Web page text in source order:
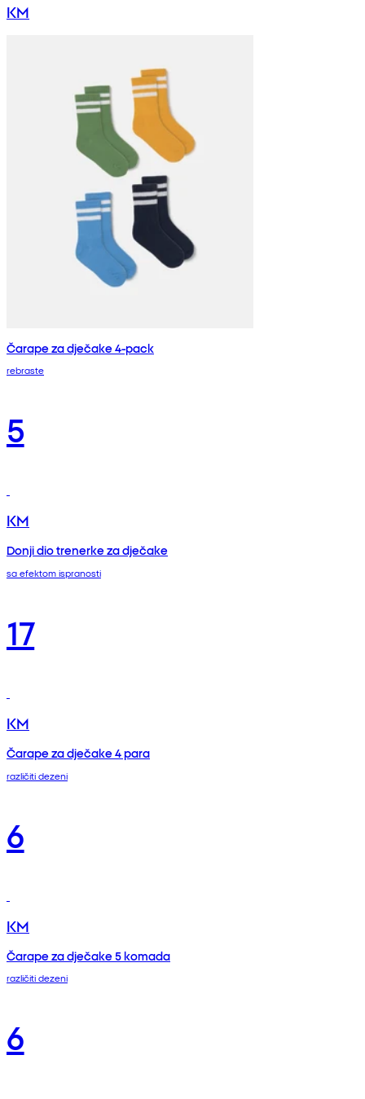
KM
Čarape za dječake 4-pack
rebraste
5
KM
Donji dio trenerke za dječake
sa efektom ispranosti
17
KM
Čarape za dječake 4 para
različiti dezeni
6
KM
Čarape za dječake 5 komada
različiti dezeni
6